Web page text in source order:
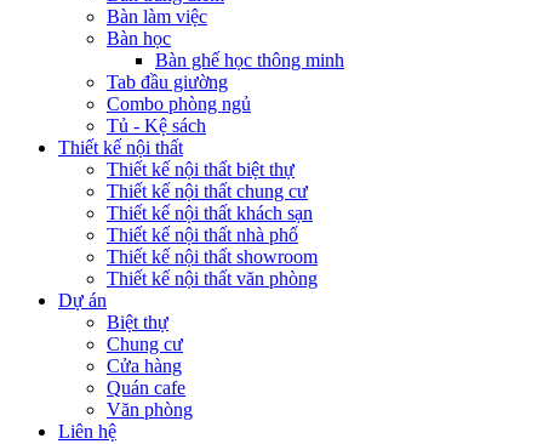
Bàn làm việc
Bàn học
Bàn ghế học thông minh
Tab đầu giường
Combo phòng ngủ
Tủ - Kệ sách
Thiết kế nội thất
Thiết kế nội thất biệt thự
Thiết kế nội thất chung cư
Thiết kế nội thất khách sạn
Thiết kế nội thất nhà phố
Thiết kế nội thất showroom
Thiết kế nội thất văn phòng
Dự án
Biệt thự
Chung cư
Cửa hàng
Quán cafe
Văn phòng
Liên hệ